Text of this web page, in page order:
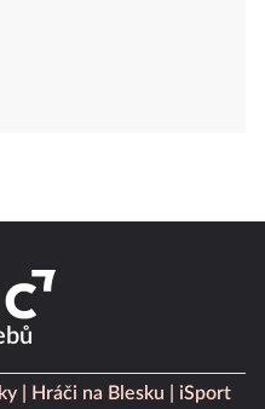
Hráči na Blesku
iSport